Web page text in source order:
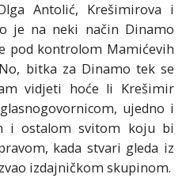
Antolić, Krešimirova i
je na neki način Dinamo
pod kontrolom Mamićevih
bitka za Dinamo tek se
vidjeti hoće li Krešimir
ujedno i
i ostalom svitom koju bi
kada stvari gleda iz
izdajničkom skupinom.